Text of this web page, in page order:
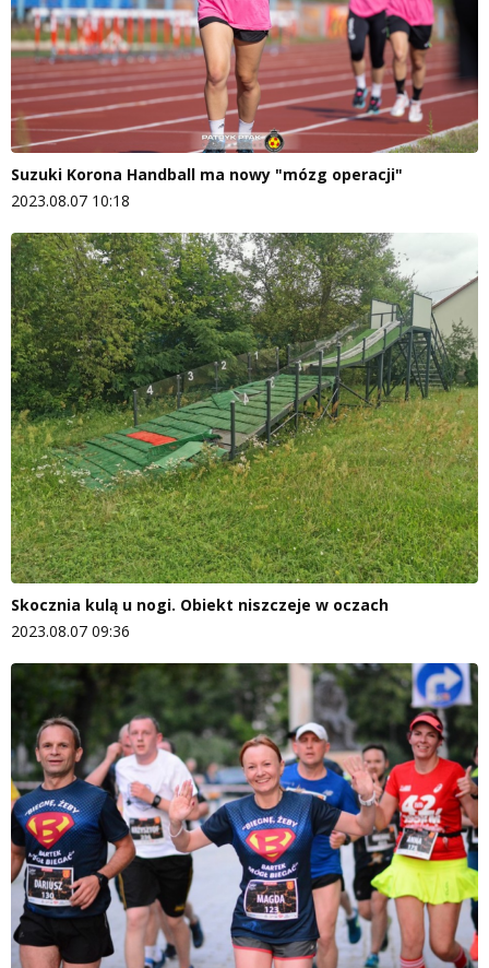
Suzuki Korona Handball ma nowy "mózg operacji"
2023.08.07 10:18
Skocznia kulą u nogi. Obiekt niszczeje w oczach
2023.08.07 09:36